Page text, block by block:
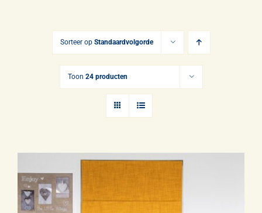
Opmeten & Instructies
Sorteer op Standaardvolgorde
Toon 24 producten